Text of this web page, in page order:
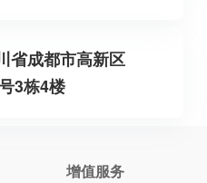
省成都市高新区
3栋4楼
增值服务